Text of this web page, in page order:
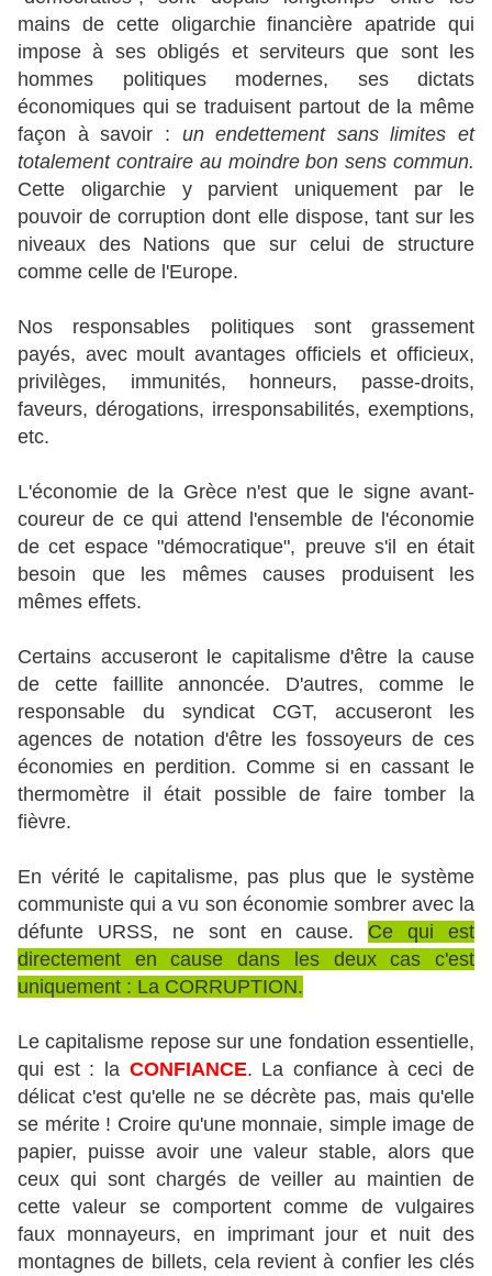
mains de cette oligarchie financière apatride qui
impose à ses obligés et serviteurs que sont les
hommes politiques modernes, ses dictats
économiques qui se traduisent partout de la même
façon à savoir : un endettement sans limites et
totalement contraire au moindre bon sens commun.
Cette oligarchie y parvient uniquement par le
pouvoir de corruption dont elle dispose, tant sur les
niveaux des Nations que sur celui de structure
comme celle de l'Europe.
Nos responsables politiques sont grassement
payés, avec moult avantages officiels et officieux,
privilèges, immunités, honneurs, passe-droits,
faveurs, dérogations, irresponsabilités, exemptions,
etc.
L'économie de la Grèce n'est que le signe avant-
coureur de ce qui attend l'ensemble de l'économie
de cet espace "démocratique", preuve s'il en était
besoin que les mêmes causes produisent les
mêmes effets.
Certains accuseront le capitalisme d'être la cause
de cette faillite annoncée. D'autres, comme le
responsable du syndicat CGT, accuseront les
agences de notation d'être les fossoyeurs de ces
économies en perdition. Comme si en cassant le
thermomètre il était possible de faire tomber la
fièvre.
En vérité le capitalisme, pas plus que le système
communiste qui a vu son économie sombrer avec la
défunte URSS, ne sont en cause. Ce qui est
directement en cause dans les deux cas c'est
uniquement : La CORRUPTION.
Le capitalisme repose sur une fondation essentielle,
qui est : la CONFIANCE. La confiance à ceci de
délicat c'est qu'elle ne se décrète pas, mais qu'elle
se mérite ! Croire qu'une monnaie, simple image de
papier, puisse avoir une valeur stable, alors que
ceux qui sont chargés de veiller au maintien de
cette valeur se comportent comme de vulgaires
faux monnayeurs, en imprimant jour et nuit des
montagnes de billets, cela revient à confier les clés